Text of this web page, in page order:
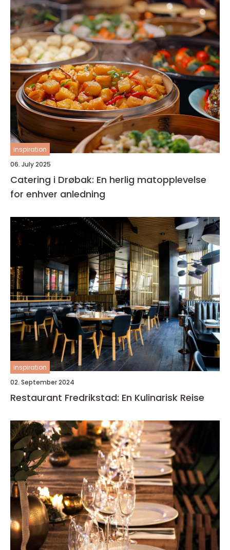
inspiration
06. July 2025
Catering i Drøbak: En herlig matopplevelse
for enhver anledning
inspiration
02. September 2024
Restaurant Fredrikstad: En Kulinarisk Reise